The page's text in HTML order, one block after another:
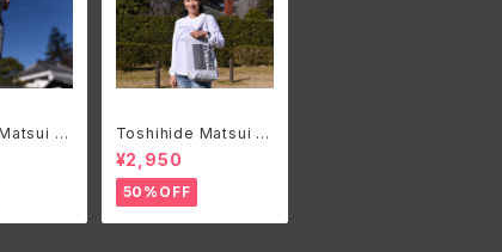
オ
ック
Toshihide Matsui オ
リジナルロングTシャツ
¥2,950
50%OFF